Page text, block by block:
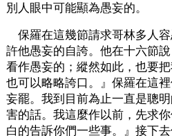
別人眼中可能顯為愚妄的。
保羅在這幾節請求哥林多人
許他愚妄的自誇。他在十六節
看作愚妄的；縱然如此，也要
也可以略略誇口。』保羅在這
妄罷。我到目前為止一直是聰
害的話。我這麼作以前，先求
白的告訴你們一些事。』接下